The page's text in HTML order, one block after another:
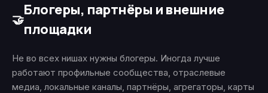
🤝
Блогеры, партнёры и внешние
площадки
Не во всех нишах нужны блогеры. Иногда лучше
работают профильные сообщества, отраслевые
медиа, локальные каналы, партнёры, агрегаторы, карты